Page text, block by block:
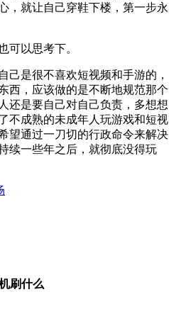
，就让自己穿鞋下楼，第一步永
可以思考下。
己是很不喜欢短视频和手游的，
西，应该做的是不断地规范那个
还是要自己对自己负责，多想想
不成熟的未成年人玩游戏和短视
望通过一刀切的行政命令来解决
续一些年之后，就彻底没得玩
刷什么